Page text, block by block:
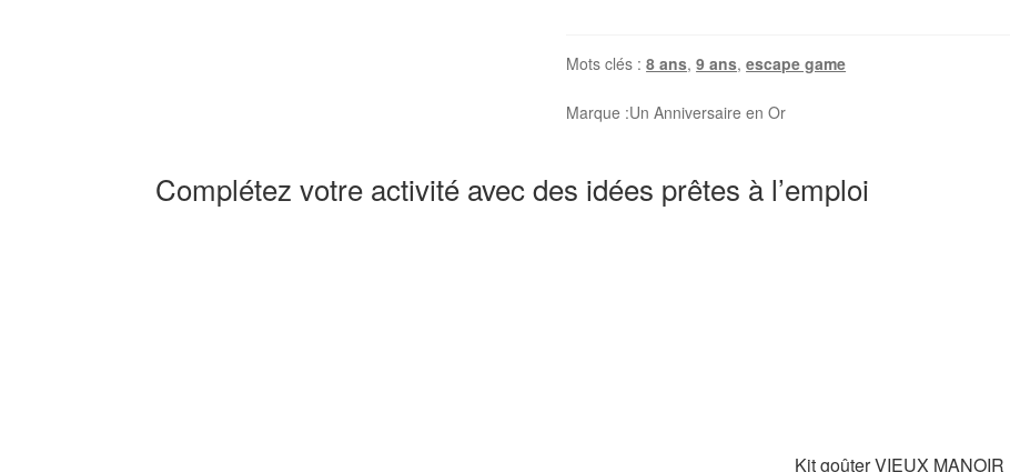
du
manoir
Mots clés :8 ans,9 ans,escape game
Marque :Un Anniversaire en Or
Complétez votre activité avec des idées prêtes à l’emploi
Kit goûter VIEUX MANOIR